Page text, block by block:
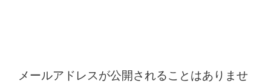
メールアドレスが公開されることはありませ